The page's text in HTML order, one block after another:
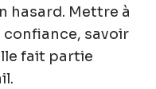
hasard. Mettre à
confiance, savoir
fait partie